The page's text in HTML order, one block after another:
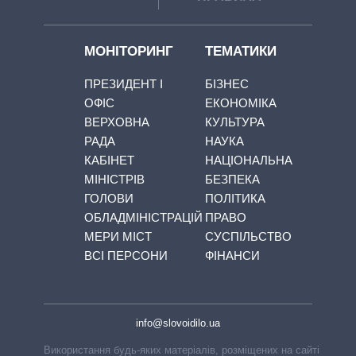
МОНІТОРИНГ
ПРЕЗИДЕНТ І
ОФІС
ВЕРХОВНА
РАДА
КАБІНЕТ
МІНІСТРІВ
ГОЛОВИ
ОБЛАДМІНІСТРАЦІЙ
МЕРИ МІСТ
ВСІ ПЕРСОНИ
ТЕМАТИКИ
БІЗНЕС
ЕКОНОМІКА
КУЛЬТУРА
НАУКА
НАЦІОНАЛЬНА
БЕЗПЕКА
ПОЛІТИКА
ПРАВО
СУСПІЛЬСТВО
ФІНАНСИ
info@slovoidilo.ua
Використання будь-яких матеріалів, розміщених на сайті,